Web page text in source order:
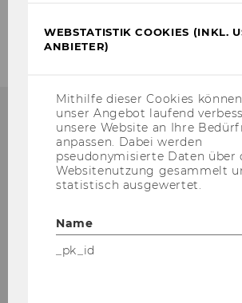
QUALITÄT
WEBSTATISTIK COOKIES (INKL.
ANBIETER)
Mithilfe dieser Cookies
unser Angebot laufend
unsere Website an Ihre
anpassen. Dabei werden
pseudonymisierte Daten über
Websitenutzung gesammelt
statistisch ausgewertet.
Name
_pk_id